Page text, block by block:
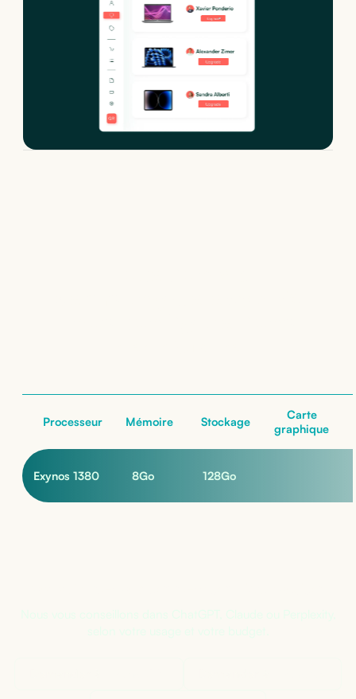
Processeur Mémoire Stockage
Carte
graphique
Exynos 1380 8Go 128Go